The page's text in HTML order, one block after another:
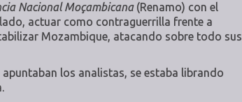
Nacional Moçambicana(Renamo) con el
actuar como contraguerrilla frente a
Mozambique, atacando sobre todo sus
los analistas, se estaba librando